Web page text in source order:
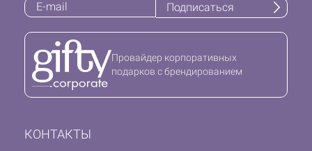
КОНТАКТЫ
Подписаться
Провайдер корпоративных
подарков с брендированием